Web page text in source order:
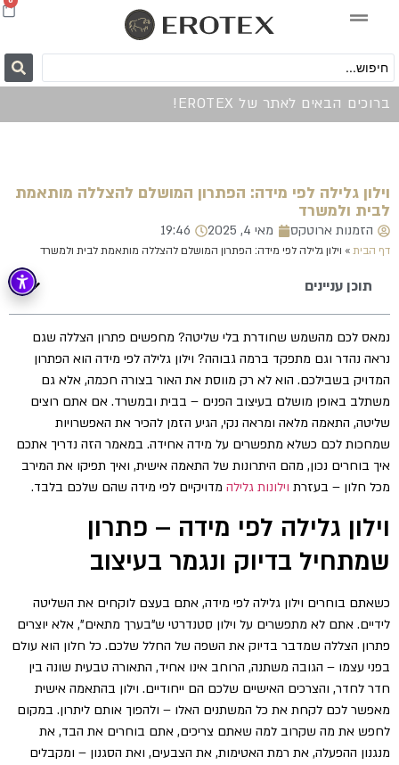
ברוכים הבאים לאתר של EROTEX!
וילון גלילה לפי מידה: הפתרון המושלם להצללה מותאמת
לבית ולמשרד
הזמנות ארוטקס מאי 4, 2025 19:46
דף הבית» וילון גלילה לפי מידה: הפתרון המושלם להצללה מותאמת לבית ולמשרד
תוכן עניינים
נמאס לכם מהשמש שחודרת בלי שליטה? מחפשים פתרון הצללה שגם
נראה נהדר וגם מתפקד ברמה גבוהה? וילון גלילה לפי מידה הוא הפתרון
המדויק בשבילכם. הוא לא רק מווסת את האור בצורה חכמה, אלא גם
משתלב באופן מושלם בעיצוב הפנים – בבית ובמשרד. אם אתם רוצים
שליטה, התאמה מלאה ומראה נקי, הגיע הזמן להכיר את האפשרויות
שמחכות לכם כשלא מתפשרים על מידה אחידה. במאמר הזה נדריך אתכם
איך בוחרים נכון, מהם היתרונות של התאמה אישית, ואיך תפיקו את המירב
מכל חלון – בעזרת וילונות גלילה מדויקיים לפי מידה שהם שלכם בלבד.
וילון גלילה לפי מידה – פתרון
שמתחיל בדיוק ונגמר בעיצוב
כשאתם בוחרים וילון גלילה לפי מידה, אתם בעצם לוקחים את השליטה
לידיים. אתם לא מתפשרים על וילון סטנדרטי ש"בערך מתאים", אלא יוצרים
פתרון הצללה שמדבר בדיוק את השפה של החלל שלכם. כל חלון הוא עולם
בפני עצמו – הגובה משתנה, הרוחב אינו אחיד, התאורה טבעית שונה בין
חדר לחדר, והצרכים האישיים שלכם הם ייחודיים. וילון בהתאמה אישית
מאפשר לכם לקחת את כל המשתנים האלו – ולהפוך אותם ליתרון. במקום
לחפש את מה שקרוב למה שאתם צריכים, אתם בוחרים את הבד, את
מנגנון ההפעלה, את רמת האטימות, את הצבעים, ואת הסגנון – ומקבלים